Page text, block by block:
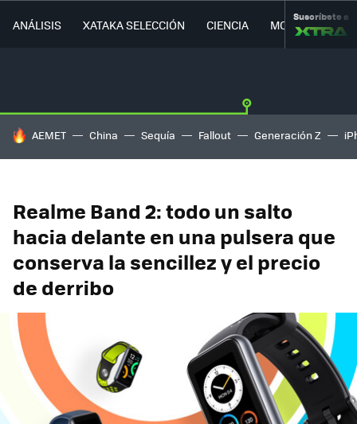
ANÁLISIS XATAKA SELECCIÓN CIENCIA MOVILIDAD
Suscríbete a
HOY SE HABLA DE
AEMET China Sequía Fallout Generación Z
Realme Band 2: todo un salto
hacia delante en una pulsera que
conserva la sencillez y el precio
de derribo